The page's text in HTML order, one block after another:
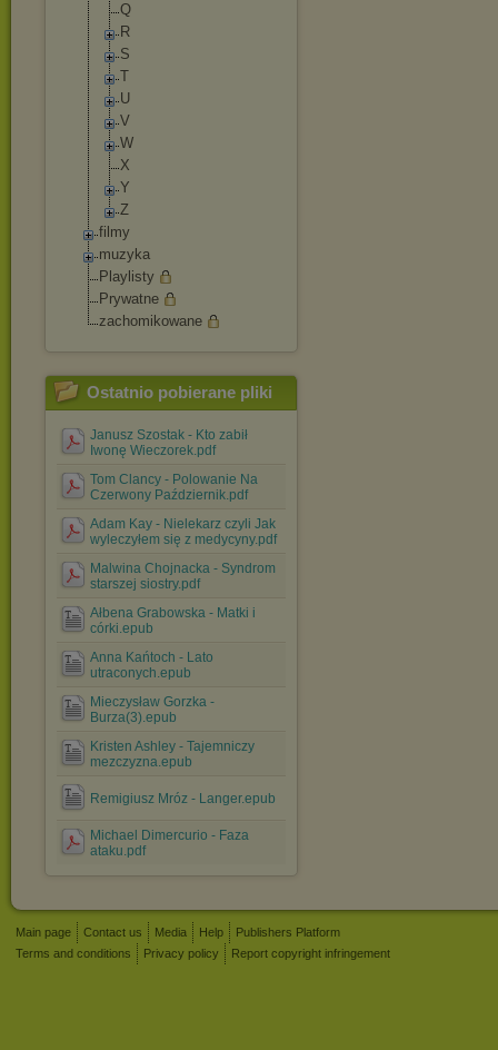
Q
R
S
T
U
V
W
X
Y
Z
filmy
muzyka
Playlisty
Prywatne
zachomikowane
Ostatnio pobierane pliki
Janusz Szostak - Kto zabił
Iwonę Wieczorek.pdf
Tom Clancy - Polowanie Na
Czerwony Październik.pdf
Adam Kay - Nielekarz czyli Jak
wyleczyłem się z medycyny.pdf
Malwina Chojnacka - Syndrom
starszej siostry.pdf
Ałbena Grabowska - Matki i
córki.epub
Anna Kańtoch - Lato
utraconych.epub
Mieczysław Gorzka -
Burza(3).epub
Kristen Ashley - Tajemniczy
mezczyzna.epub
Remigiusz Mróz - Langer.epub
Michael Dimercurio - Faza
ataku.pdf
Main page Contact us Media Help
Publishers Platform
Terms and conditions
Privacy policy Report copyright infringement